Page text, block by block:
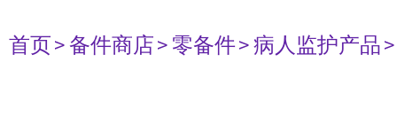
首页> 备件商店> 零备件> 病人监护产品